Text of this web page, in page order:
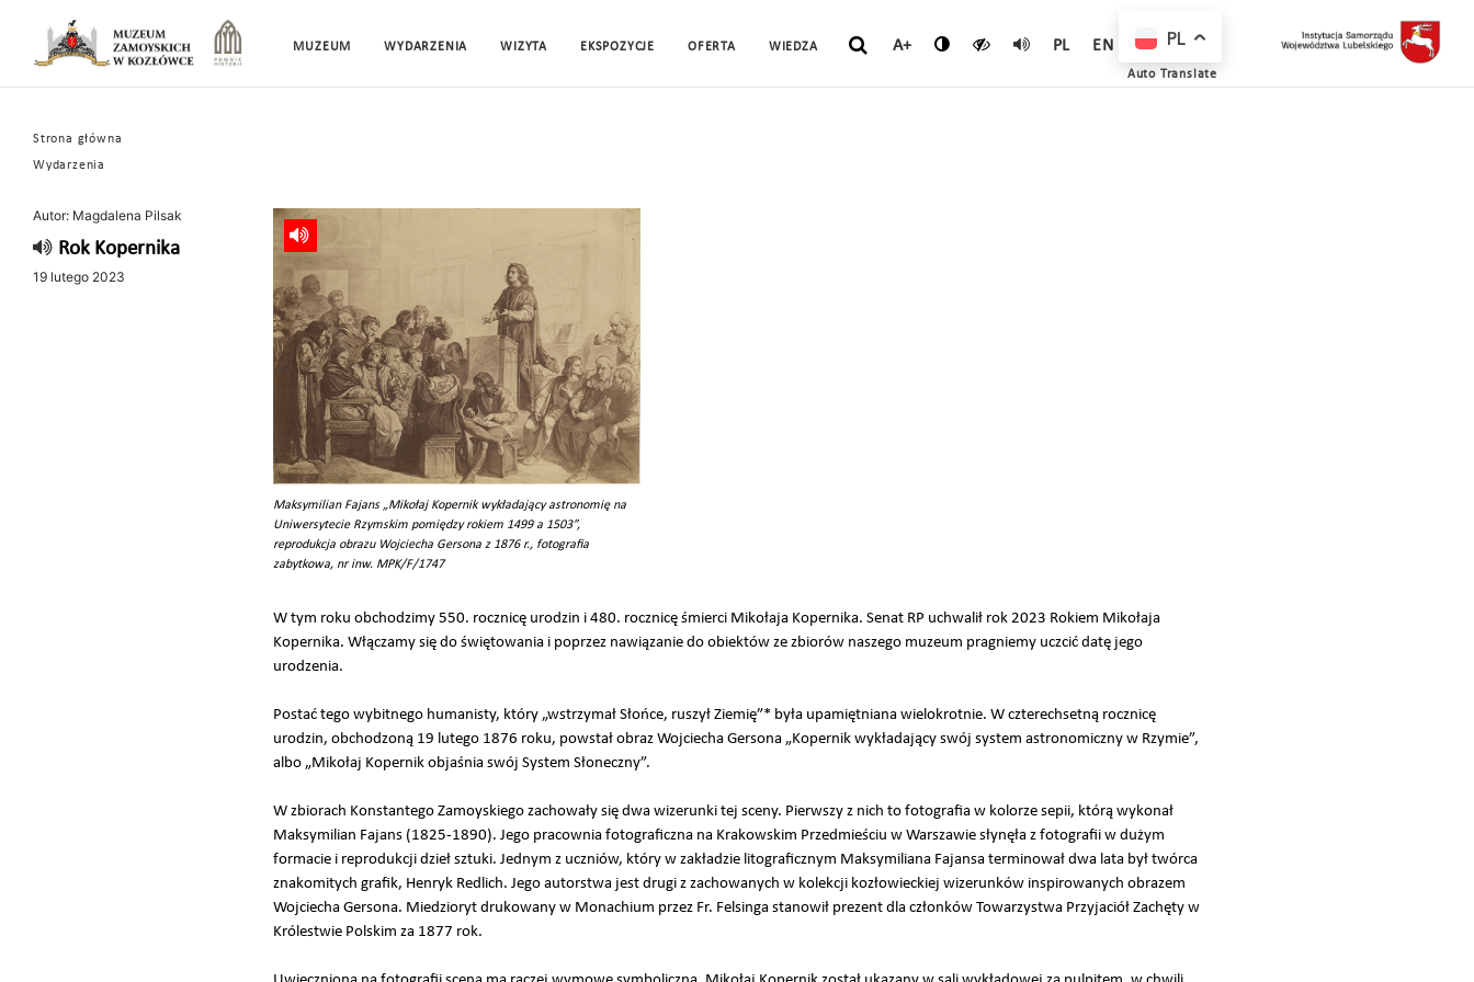
MUZEUM WYDARZENIA WIZYTA EKSPOZYCJE OFERTA WIEDZA A+ PL EN
Strona główna
Wydarzenia
Autor: Magdalena Pilsak
Rok Kopernika
19 lutego 2023
Maksymilian Fajans „Mikołaj Kopernik wykładający astronomię na
Uniwersytecie Rzymskim pomiędzy rokiem 1499 a 1503”,
reprodukcja obrazu Wojciecha Gersona z 1876 r., fotografia
zabytkowa, nr inw. MPK/F/1747
W tym roku obchodzimy 550. rocznicę urodzin i 480. rocznicę śmierci Mikołaja Kopernika. Senat RP uchwalił rok 2023 Rokiem Mikołaja
Kopernika. Włączamy się do świętowania i poprzez nawiązanie do obiektów ze zbiorów naszego muzeum pragniemy uczcić datę jego
urodzenia.
Postać tego wybitnego humanisty, który „wstrzymał Słońce, ruszył Ziemię”* była upamiętniana wielokrotnie. W czterechsetną rocznicę
urodzin, obchodzoną 19 lutego 1876 roku, powstał obraz Wojciecha Gersona „Kopernik wykładający swój system astronomiczny w Rzymie”,
albo „Mikołaj Kopernik objaśnia swój System Słoneczny”.
W zbiorach Konstantego Zamoyskiego zachowały się dwa wizerunki tej sceny. Pierwszy z nich to fotografia w kolorze sepii, którą wykonał
Maksymilian Fajans (1825-1890). Jego pracownia fotograficzna na Krakowskim Przedmieściu w Warszawie słynęła z fotografii w dużym
formacie i reprodukcji dzieł sztuki. Jednym z uczniów, który w zakładzie litograficznym Maksymiliana Fajansa terminował dwa lata był twórca
znakomitych grafik, Henryk Redlich. Jego autorstwa jest drugi z zachowanych w kolekcji kozłowieckiej wizerunków inspirowanych obrazem
Wojciecha Gersona. Miedzioryt drukowany w Monachium przez Fr. Felsinga stanowił prezent dla członków Towarzystwa Przyjaciół Zachęty w
Królestwie Polskim za 1877 rok.
PL
Auto Translate